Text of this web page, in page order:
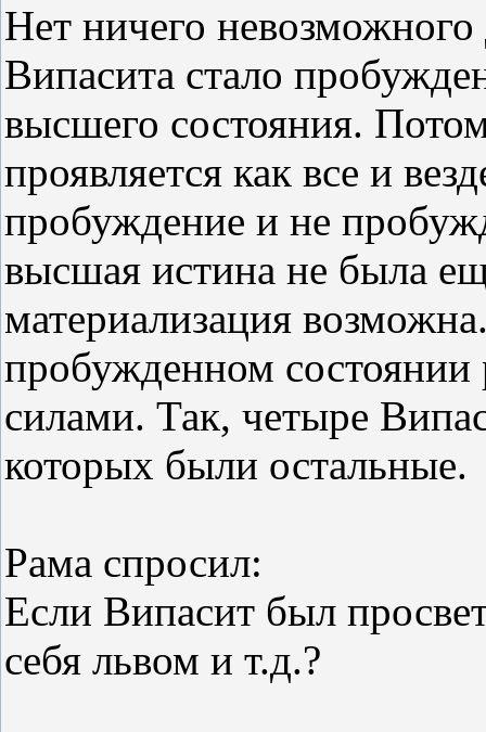
Нет ничего невозможного
Випасита стало
высшего состояния.
проявляется как все и
пробуждение и не
высшая истина не была
материализация
пробужденном состоянии
силами. Так, четыре
которых были остальные.
Рама спросил:
Если Випасит был
себя львом и т.д.?